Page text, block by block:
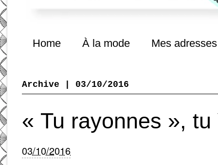
Home À la mode Mes adresses
Archive | 03/10/2016
« Tu rayonnes », tu
03/10/2016